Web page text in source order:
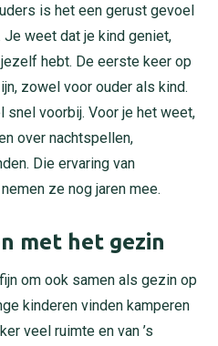
is het een gerust gevoel
weet dat je kind geniet,
hebt. De eerste keer op
zowel voor ouder als kind.
snel voorbij. Voor je het weet,
over nachtspellen,
Die ervaring van
ze nog jaren mee.
met het gezin
om ook samen als gezin op
kinderen vinden kamperen
veel ruimte en van ’s